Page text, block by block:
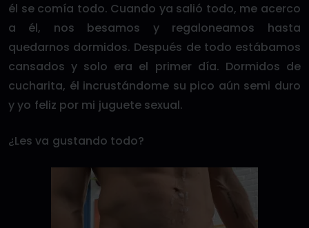
él se comía todo. Cuando ya salió todo, me acerco
a él, nos besamos y regaloneamos hasta
quedarnos dormidos. Después de todo estábamos
cansados y solo era el primer día. Dormidos de
cucharita, él incrustándome su pico aún semi duro
y yo feliz por mi juguete sexual.
¿Les va gustando todo?